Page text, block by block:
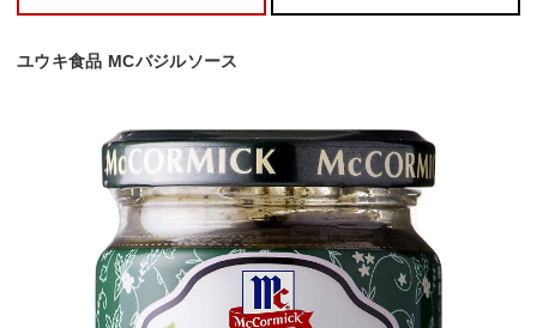
ユウキ食品 MCバジルソース